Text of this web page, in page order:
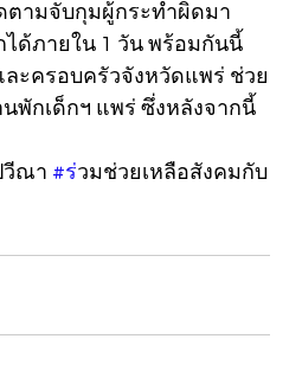
ตามจับกุมผู้กระทำผิดมา
ได้ภายใน 1 วัน พร้อมกันนี้
ะครอบครัวจังหวัดแพร่ ช่วย
พักเด็กฯ แพร่ ซึ่งหลังจากนี้
วีณา #ร่วมช่วยเหลือสังคมกับ